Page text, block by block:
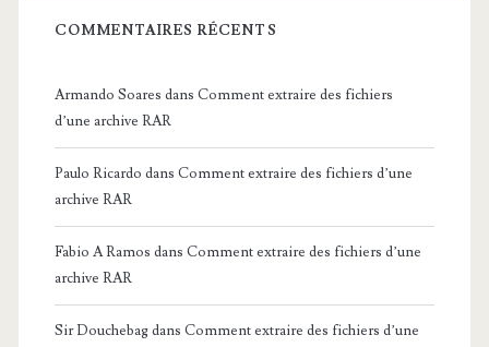
COMMENTAIRES RÉCENTS
Armando Soares dans Comment extraire des fichiers
d’une archive RAR
Paulo Ricardo dans Comment extraire des fichiers d’une
archive RAR
Fabio A Ramos dans Comment extraire des fichiers d’une
archive RAR
Sir Douchebagdans Comment extraire des fichiers d’une